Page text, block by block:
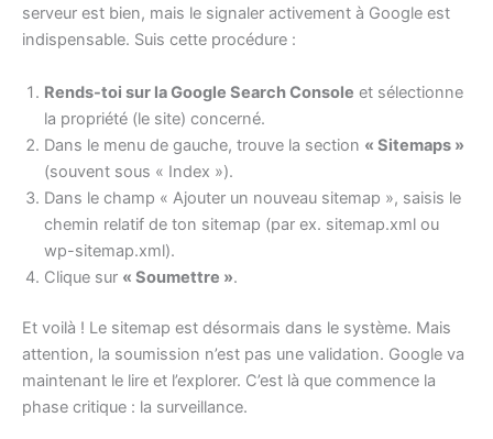
serveur est bien, mais le signaler activement à Google est
indispensable. Suis cette procédure :
Rends-toi sur la Google Search Console et sélectionne
la propriété (le site) concerné.
Dans le menu de gauche, trouve la section « Sitemaps »
(souvent sous « Index »).
Dans le champ « Ajouter un nouveau sitemap », saisis le
chemin relatif de ton sitemap (par ex. sitemap.xml ou
wp-sitemap.xml).
Clique sur « Soumettre ».
Et voilà ! Le sitemap est désormais dans le système. Mais
attention, la soumission n’est pas une validation. Google va
maintenant le lire et l’explorer. C’est là que commence la
phase critique : la surveillance.